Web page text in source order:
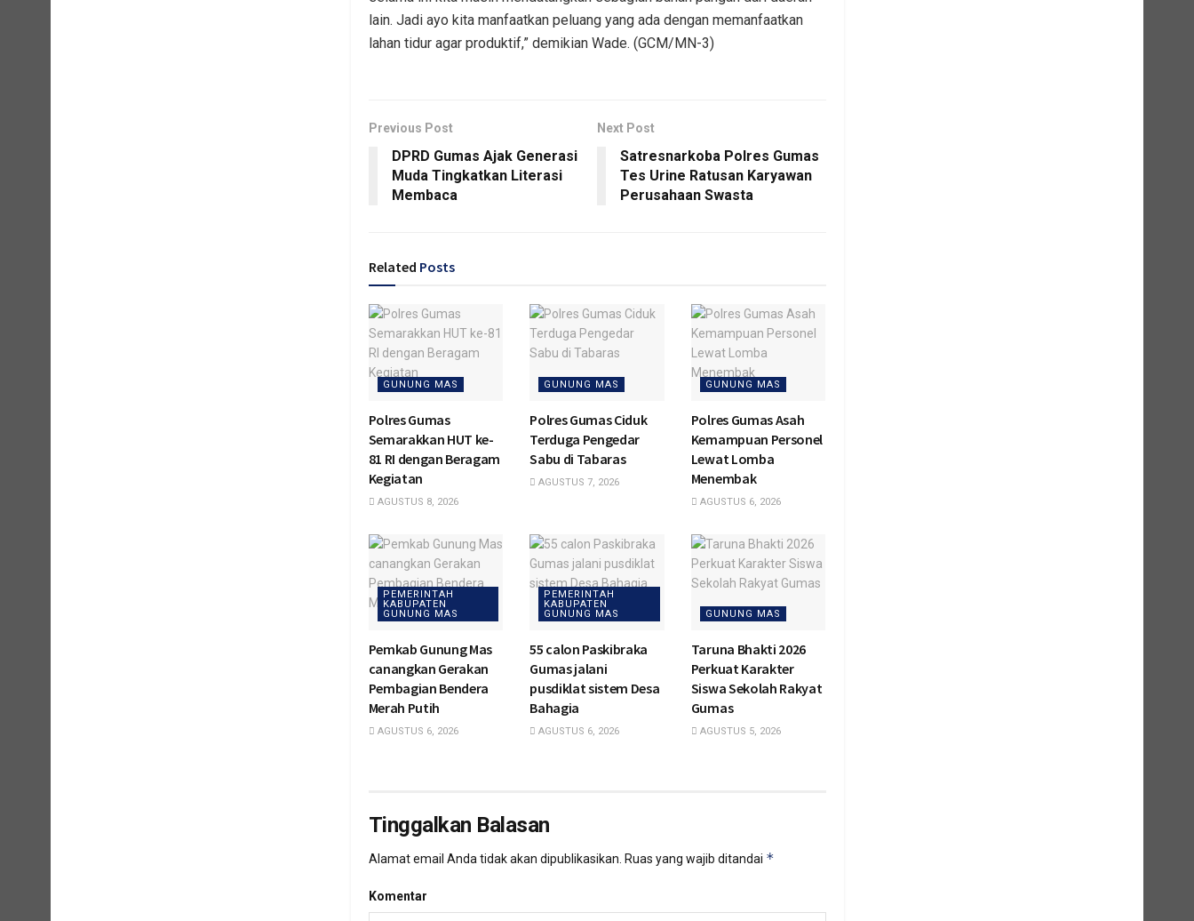
lain. Jadi ayo kita manfaatkan peluang yang ada dengan memanfaatkan
lahan tidur agar produktif,” demikian Wade. (GCM/MN-3)
Previous Post
DPRD Gumas Ajak Generasi
Muda Tingkatkan Literasi
Membaca
Next Post
Satresnarkoba Polres Gumas
Tes Urine Ratusan Karyawan
Perusahaan Swasta
Related Posts
GUNUNG MAS
Polres Gumas
Semarakkan HUT ke-
81 RI dengan Beragam
Kegiatan
AGUSTUS 8, 2026
GUNUNG MAS
Polres Gumas Ciduk
Terduga Pengedar
Sabu di Tabaras
AGUSTUS 7, 2026
GUNUNG MAS
Polres Gumas Asah
Kemampuan Personel
Lewat Lomba
Menembak
AGUSTUS 6, 2026
PEMERINTAH
KABUPATEN
GUNUNG MAS
Pemkab Gunung Mas
canangkan Gerakan
Pembagian Bendera
Merah Putih
AGUSTUS 6, 2026
PEMERINTAH
KABUPATEN
GUNUNG MAS
55 calon Paskibraka
Gumas jalani
pusdiklat sistem Desa
Bahagia
AGUSTUS 6, 2026
GUNUNG MAS
Taruna Bhakti 2026
Perkuat Karakter
Siswa Sekolah Rakyat
Gumas
AGUSTUS 5, 2026
Tinggalkan Balasan
Alamat email Anda tidak akan dipublikasikan. Ruas yang wajib ditandai *
Komentar